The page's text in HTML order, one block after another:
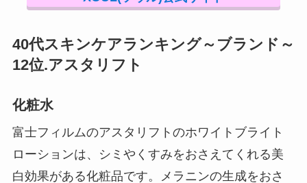
XOUL(ソウル)公式サイト
40代スキンケアランキング～ブランド～
富士フィルムのアスタリフトのホワイトブライト
ローションは、シミやくすみをおさえてくれる美